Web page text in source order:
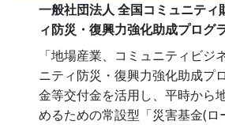
一般社団法人 全国コミュニティ
ィ防災・復興力強化助成プログ
「地場産業、コミュニティビジ
ニティ防災・復興力強化助成プ
金等交付金を活用し、平時から
めるための常設型「災害基金(